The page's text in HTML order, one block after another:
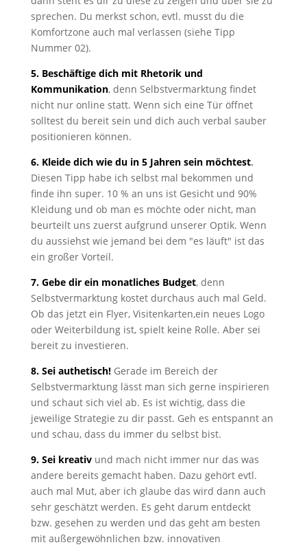
sprechen. Du merkst schon, evtl. musst du die
Komfortzone auch mal verlassen (siehe Tipp
Nummer 02).
5. Beschäftige dich mit Rhetorik und
Kommunikation, denn Selbstvermarktung findet
nicht nur online statt. Wenn sich eine Tür öffnet
solltest du bereit sein und dich auch verbal sauber
positionieren können.
6. Kleide dich wie du in 5 Jahren sein möchtest.
Diesen Tipp habe ich selbst mal bekommen und
finde ihn super. 10 % an uns ist Gesicht und 90%
Kleidung und ob man es möchte oder nicht, man
beurteilt uns zuerst aufgrund unserer Optik. Wenn
du aussiehst wie jemand bei dem "es läuft" ist das
ein großer Vorteil.
7. Gebe dir ein monatliches Budget, denn
Selbstvermarktung kostet durchaus auch mal Geld.
Ob das jetzt ein Flyer, Visitenkarten,ein neues Logo
oder Weiterbildung ist, spielt keine Rolle. Aber sei
bereit zu investieren.
8. Sei authetisch!Gerade im Bereich der
Selbstvermarktung lässt man sich gerne inspirieren
und schaut sich viel ab. Es ist wichtig, dass die
jeweilige Strategie zu dir passt. Geh es entspannt an
und schau, dass du immer du selbst bist.
9. Sei kreativund mach nicht immer nur das was
andere bereits gemacht haben. Dazu gehört evtl.
auch mal Mut, aber ich glaube das wird dann auch
sehr geschätzt werden. Es geht darum entdeckt
bzw. gesehen zu werden und das geht am besten
mit außergewöhnlichen bzw. innovativen